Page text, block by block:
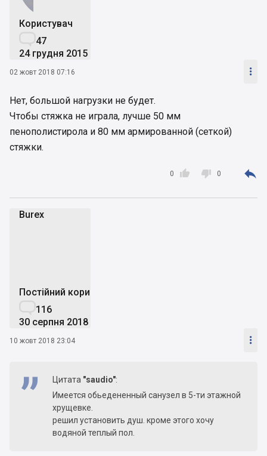
Користувач
47
24 грудня 2015
02 жовт 2018 07:16 
Нет, большой нагрузки не будет.
Чтобы стяжка не играла, лучше 50 мм
пенополистирола и 80 мм армированной (сеткой)
стяжки.

0  0 
Burex
Постійний користувач
116
30 серпня 2018
10 жовт 2018 23:04 
Цитата "saudio":
Имеется обьедененный санузел в 5-ти этажной
хрущевке.
решил установить душ. кроме этого хочу
водяной теплый пол.